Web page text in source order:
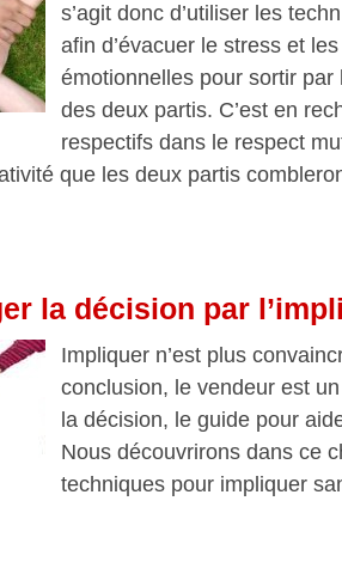
s’agit donc d’utiliser les
afin d’évacuer le stress et
émotionnelles pour sortir par
des deux partis. C’est en
respectifs dans le respect
que les deux partis
la décision par
Impliquer n’est plus
conclusion, le vendeur est
la décision, le guide pour
Nous découvrirons dans ce
techniques pour impliquer